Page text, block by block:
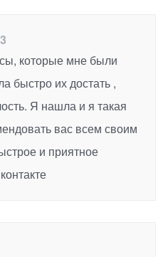
которые мне были
быстро их достать ,
Я нашла и я такая
вас всем своим
и приятное